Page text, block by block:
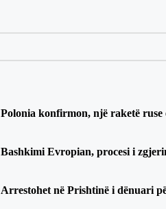
Polonia konfirmon, një raketë
Bashkimi Evropian, procesi i
Arrestohet në Prishtinë i dënuari